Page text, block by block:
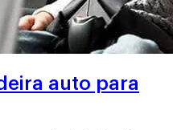
auto para